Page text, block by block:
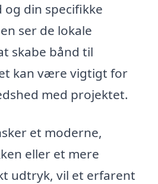
din specifikke
ser de lokale
skabe bånd til
kan være vigtigt for
med projektet.
et moderne,
eller et mere
udtryk, vil et erfarent